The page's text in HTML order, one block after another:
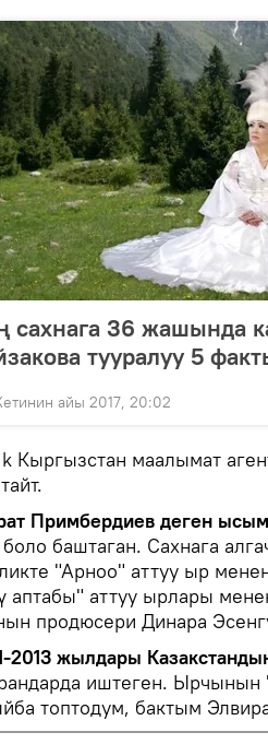
сахнага 36 жашында
тууралуу 5
айы 2017, 20:02
Кыргызстан маалымат
Примбердиев деген ысым
боло баштаган. Сахнага
"Арноо" аттуу ыр
аптабы" аттуу ырлары
продюсери Динара
2013 жылдары
иштеген. Ырчынын
топтодум, бактым